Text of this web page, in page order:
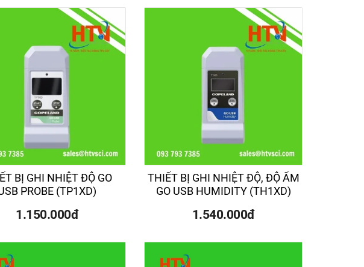
BỊ GHI NHIỆT ĐỘ GO
PROBE (TP1XD)
1.150.000đ
THIẾT BỊ GHI NHIỆT ĐỘ, ĐỘ ẨM
GO USB HUMIDITY (TH1XD)
1.540.000đ